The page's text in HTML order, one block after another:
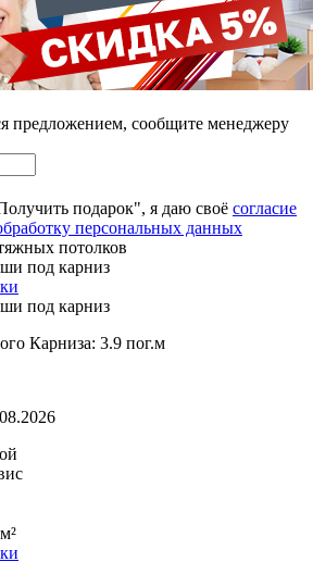
предложением, сообщите менеджеру
подарок", я даю своё согласие
персональных данных
потолков
под карниз
под карниз
Карниза: 3.9 пог.м